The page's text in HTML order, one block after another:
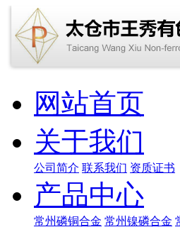
网站首页
关于我们
公司简介 联系我们 资质证书
产品中心
常州磷铜合金 常州镍磷合金